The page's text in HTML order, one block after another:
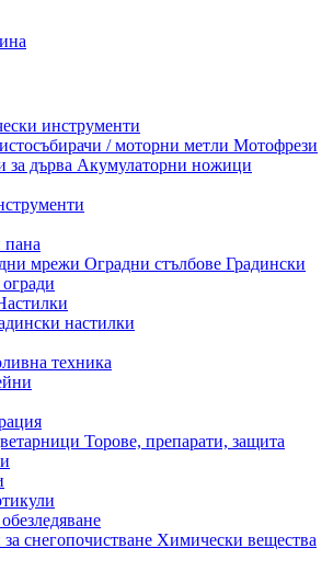
инструменти
/ моторни метли Мотофрези
за дърва Акумулаторни ножици
пана
мрежи Оградни стълбове Градински
настилки
техника
Торове, препарати, защита
снегопочистване Химически вещества